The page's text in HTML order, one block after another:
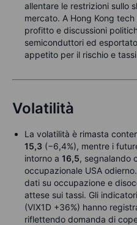
allentare le restrizioni sullo
mercato. A Hong Kong
profitto e discussioni
semiconduttori ed
appetito per il rischio e
Volatilità
La volatilità è rimasta
15,3 (−6,4%), mentre i
intorno a 16,5, segnalando
occupazionale USA
dati su occupazione e
attese sui tassi. Gli
(VIX1D +36%) hanno
riflettendo domanda di